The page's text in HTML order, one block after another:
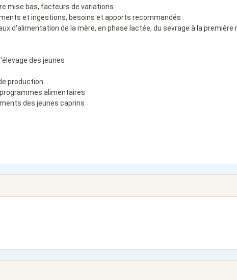
mise bas, facteurs de variations
et ingestions, besoins et apports recommandés
d'alimentation de la mère, en phase lactée, du sevrage à la première
des jeunes
production
alimentaires
des jeunes caprins